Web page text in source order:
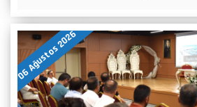
06 Ağustos 2026